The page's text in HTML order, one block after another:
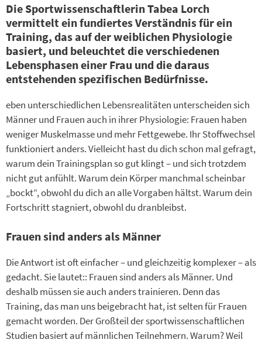
Die Sportwissenschaftlerin Tabea Lorch
vermittelt ein fundiertes Verständnis für ein
Training, das auf der weiblichen Physiologie
basiert, und beleuchtet die verschiedenen
Lebensphasen einer Frau und die daraus
entstehenden spezifischen Bedürfnisse.
eben unterschiedlichen Lebensrealitäten unterscheiden sich
Männer und Frauen auch in ihrer Physiologie: Frauen haben
weniger Muskelmasse und mehr Fettgewebe. Ihr Stoffwechsel
funktioniert anders. Vielleicht hast du dich schon mal gefragt,
warum dein Trainingsplan so gut klingt – und sich trotzdem
nicht gut anfühlt. Warum dein Körper manchmal scheinbar
„bockt“, obwohl du dich an alle Vorgaben hältst. Warum dein
Fortschritt stagniert, obwohl du dranbleibst.
Frauen sind anders als Männer
Die Antwort ist oft einfacher – und gleichzeitig komplexer – als
gedacht. Sie lautet:: Frauen sind anders als Männer. Und
deshalb müssen sie auch anders trainieren. Denn das
Training, das man uns beigebracht hat, ist selten für Frauen
gemacht worden. Der Großteil der sportwissenschaftlichen
Studien basiert auf männlichen Teilnehmern. Warum? Weil